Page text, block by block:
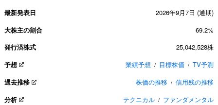
最新発表日
2026年9月7日 (通期)
大株主の割合
69.2%
発行済株式
25,042,528株
予想
業績予想 / 目標株価 / TV予測
過去推移
株価の推移 / 信用残の推移
分析
テクニカル / ファンダメンタル